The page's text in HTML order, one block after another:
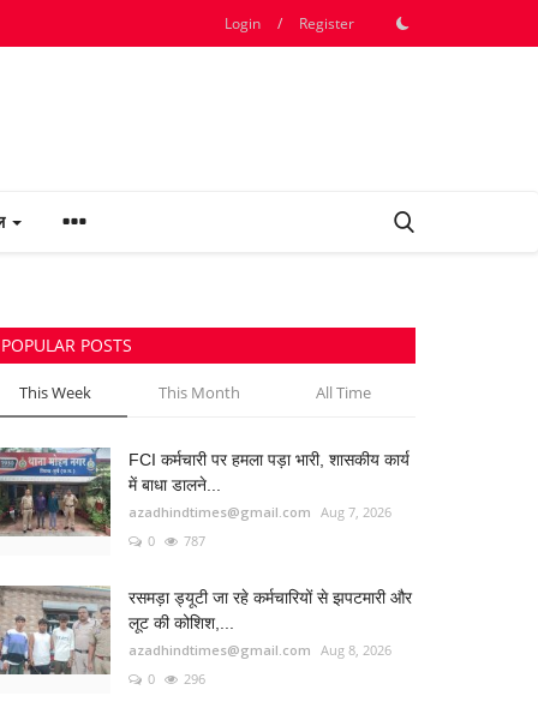
Login / Register
POPULAR POSTS
This Week This Month All Time
FCI कर्मचारी पर हमला पड़ा भारी, शासकीय कार्य
में बाधा डालने...
azadhindtimes@gmail.com Aug 7, 2026
0
787
रसमड़ा ड्यूटी जा रहे कर्मचारियों से झपटमारी और
लूट की कोशिश,...
azadhindtimes@gmail.com Aug 8, 2026
0
296